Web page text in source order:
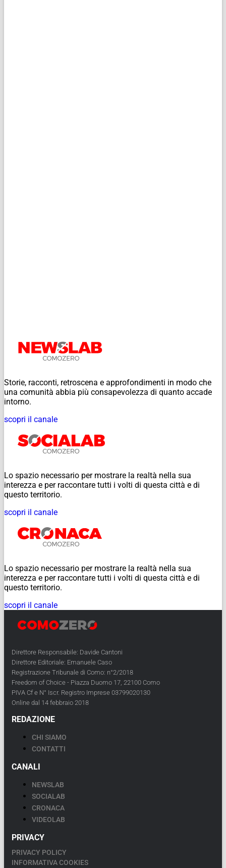
Storie, racconti, retroscena e approfondimenti in modo che
una comunità abbia più consapevolezza di quanto accade
intorno.
scopri il canale
Lo spazio necessario per mostrare la realtà nella sua
interezza e per raccontare tutti i volti di questa città e di
questo territorio.
scopri il canale
Lo spazio necessario per mostrare la realtà nella sua
interezza e per raccontare tutti i volti di questa città e di
questo territorio.
scopri il canale
Direttore Responsabile: Davide Cantoni
Direttore Editoriale: Emanuele Caso
Registrazione Tribunale di Como: n°2/2018
Freedom of Choice - Piazza Duomo 17, 22100 Como
PIVA Cf e N° Iscr. Registro Imprese 03799020130
Online dal 14 febbraio 2018
REDAZIONE
CHI SIAMO
CONTATTI
CANALI
NEWSLAB
SOCIALAB
CRONACA
VIDEOLAB
PRIVACY
PRIVACY POLICY
INFORMATIVA COOKIES